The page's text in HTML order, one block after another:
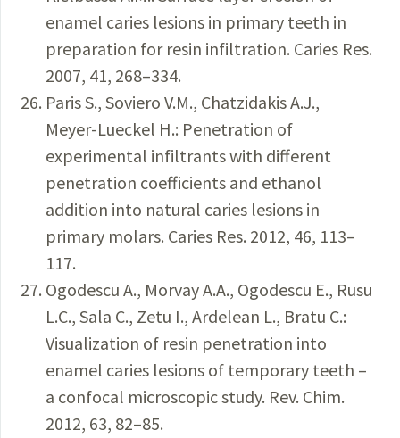
enamel caries lesions in primary teeth in
preparation for resin infiltration. Caries Res.
2007, 41, 268–334.
Paris S., Soviero V.M., Chatzidakis A.J.,
Meyer-Lueckel H.: Penetration of
experimental infiltrants with different
penetration coefficients and ethanol
addition into natural caries lesions in
primary molars. Caries Res. 2012, 46, 113–
117.
Ogodescu A., Morvay A.A., Ogodescu E., Rusu
L.C., Sala C., Zetu I., Ardelean L., Bratu C.:
Visualization of resin penetration into
enamel caries lesions of temporary teeth –
a confocal microscopic study. Rev. Chim.
2012, 63, 82–85.